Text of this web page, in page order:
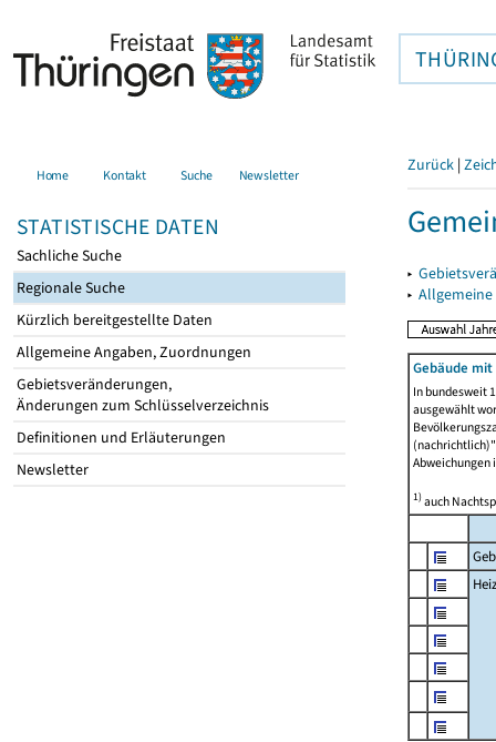
Home Kontakt Suche Newsletter
STATISTISCHE DATEN
Sachliche Suche
Regionale Suche
Kürzlich bereitgestellte Daten
Allgemeine Angaben, Zuordnungen
Gebietsveränderungen,
Änderungen zum Schlüsselverzeichnis
Definitionen und Erläuterungen
Newsletter
Zurück |
▸
▸
Gebäude
In bundesweit
ausgewählt
Abweichungen
1)auch